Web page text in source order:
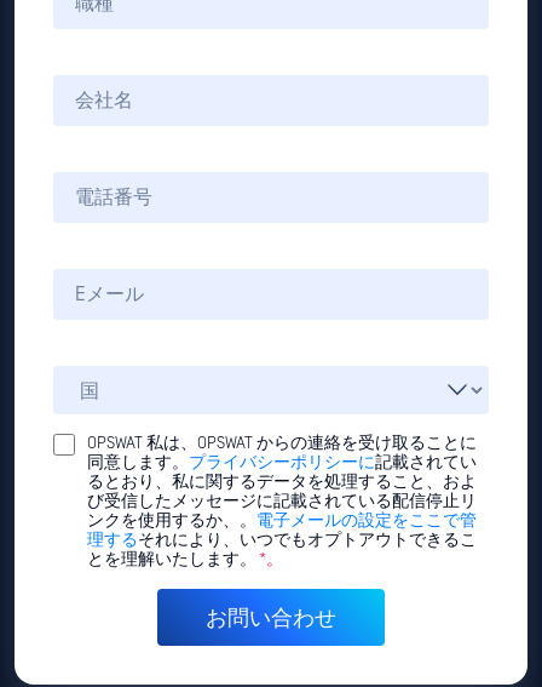
OPSWAT 私は、OPSWAT からの連絡を受け取ることに
同意します。 プライバシーポリシーに記載されてい
るとおり、私に関するデータを処理すること、およ
び受信したメッセージに記載されている配信停止リ
ンクを使用するか、。 電子メールの設定をここで管
理するそれにより、いつでもオプトアウトできるこ
とを理解いたします。
*。